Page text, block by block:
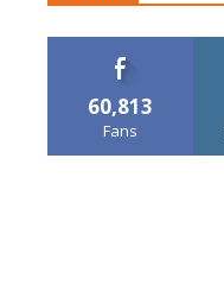
60,813
Fans